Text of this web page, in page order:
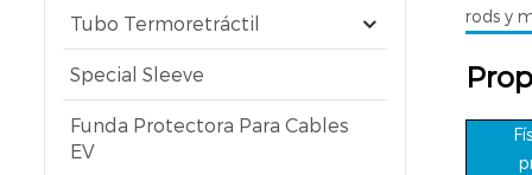
Tubo Termoretráctil
Special Sleeve
Funda Protectora Para Cables
EV
rods y